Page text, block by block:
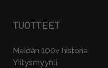
TUOTTEET
Meidän 100v historia
Yritysmyynti